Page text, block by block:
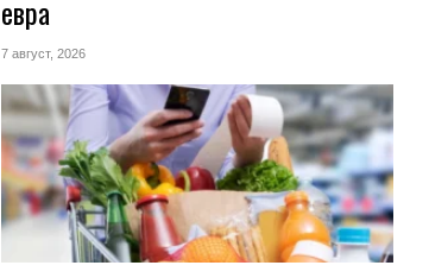
евра
7 август, 2026